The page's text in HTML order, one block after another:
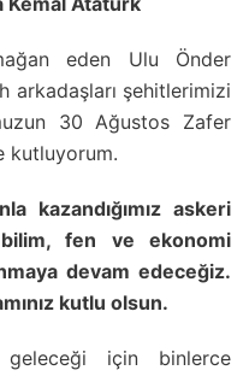
eden Ulu Önder
arkadaşları şehitlerimizi
30 Ağustos Zafer
kutluyorum.
kazandığımız askeri
fen ve ekonomi
devam edeceğiz.
kutlu olsun.
geleceği için binlerce